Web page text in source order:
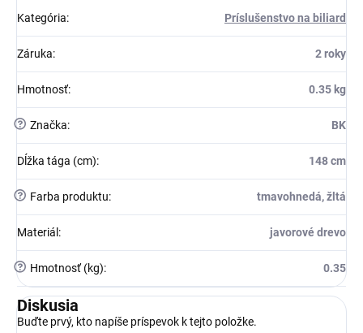
Kategória: Príslušenstvo na biliard
Záruka: 2 roky
Hmotnosť: 0.35 kg
? Značka: BK
Dĺžka tága (cm): 148 cm
? Farba produktu: tmavohnedá, žltá
Materiál : javorové drevo
? Hmotnosť (kg): 0.35
Diskusia
Buďte prvý, kto napíše príspevok k tejto položke.